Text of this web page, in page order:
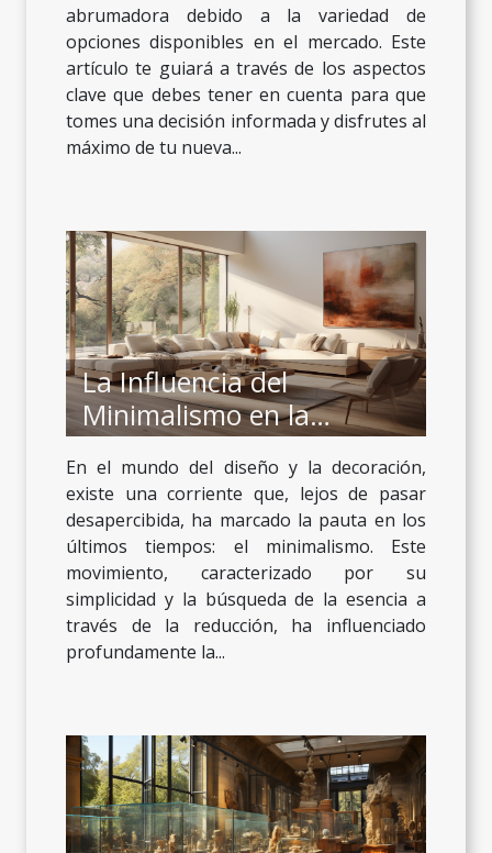
abrumadora debido a la variedad de
opciones disponibles en el mercado. Este
artículo te guiará a través de los aspectos
clave que debes tener en cuenta para que
tomes una decisión informada y disfrutes al
máximo de tu nueva...
La Influencia del
Minimalismo en la
Decoración Moderna
En el mundo del diseño y la decoración,
existe una corriente que, lejos de pasar
desapercibida, ha marcado la pauta en los
últimos tiempos: el minimalismo. Este
movimiento, caracterizado por su
simplicidad y la búsqueda de la esencia a
través de la reducción, ha influenciado
profundamente la...